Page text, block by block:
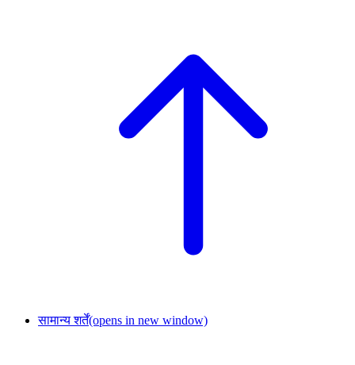
सामान्य शर्तें(opens in new window)